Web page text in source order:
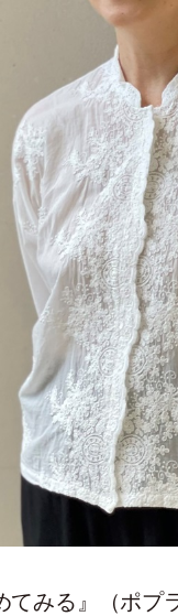
てみる』（ポプ